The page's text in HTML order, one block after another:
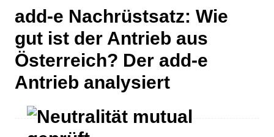
add-e Nachrüstsatz: Wie
gut ist der Antrieb aus
Österreich? Der add-e
Antrieb analysiert